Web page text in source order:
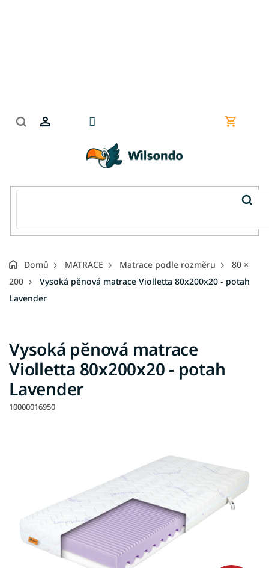
Nákupní
Domů MATRACE Matrace podle rozměru
80 ×
200
Vysoká pěnová matrace Violletta 80x200x20 - potah
Lavender
Vysoká pěnová matrace
Violletta 80x200x20 - potah
Lavender
10000016950